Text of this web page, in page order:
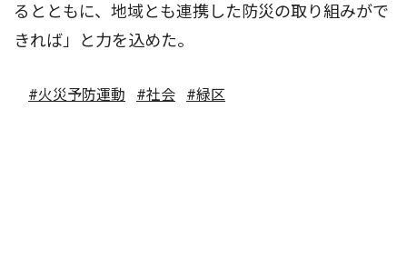
るとともに、地域とも連携した防災の取り組みがで
きれば」と力を込めた。
#火災予防運動 #社会 #緑区